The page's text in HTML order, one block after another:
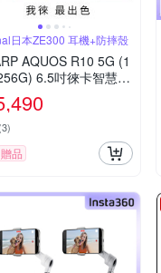
日本ZE300 耳機+防摔殼
AQUOS R10 5G (1
6.5吋徠卡智慧型
(3)
贈品